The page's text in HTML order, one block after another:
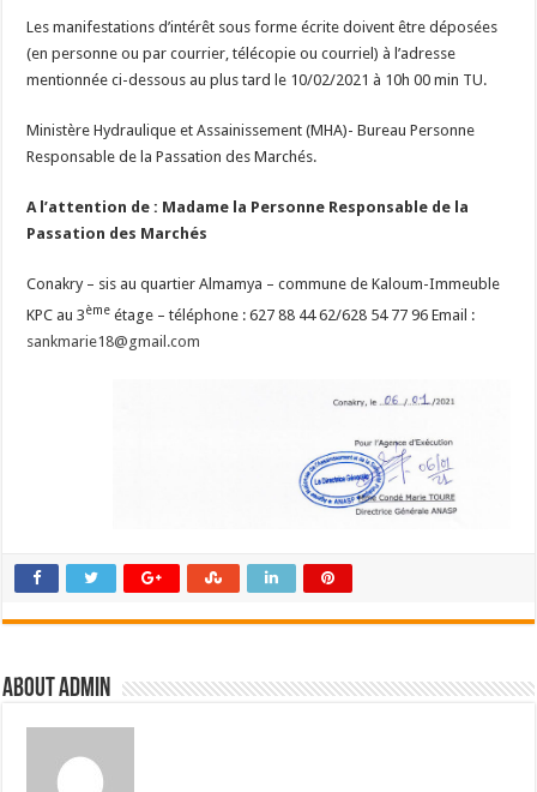
Les manifestations d’intérêt sous forme écrite doivent être déposées
(en personne ou par courrier, télécopie ou courriel) à l’adresse
mentionnée ci-dessous au plus tard le 10/02/2021 à 10h 00 min TU.
Ministère Hydraulique et Assainissement (MHA)- Bureau Personne
Responsable de la Passation des Marchés.
A l’attention de : Madame la Personne Responsable de la
Passation des Marchés
Conakry – sis au quartier Almamya – commune de Kaloum-Immeuble
KPC au 3ème étage – téléphone : 627 88 44 62/628 54 77 96 Email :
sankmarie18@gmail.com
About admin